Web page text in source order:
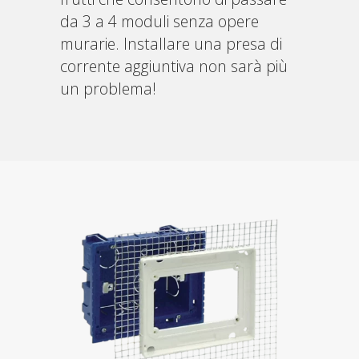
da 3 a 4 moduli senza opere
murarie. Installare una presa di
corrente aggiuntiva non sarà più
un problema!